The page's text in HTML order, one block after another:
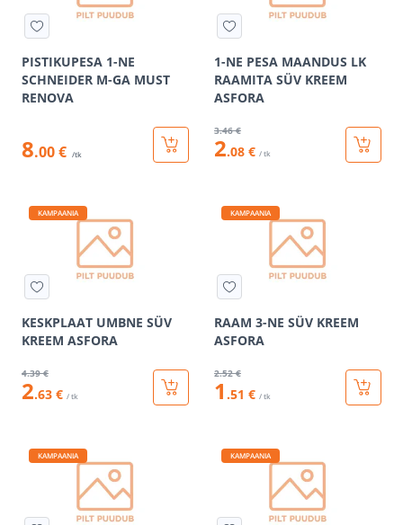
PISTIKUPESA 1-NE
SCHNEIDER M-GA MUST
RENOVA
8.00 € /tk
1-NE PESA MAANDUS LK
RAAMITA SÜV KREEM
ASFORA
3.46 €
2.08 € / tk
KAMPAANIA
KESKPLAAT UMBNE SÜV
KREEM ASFORA
4.39 €
2.63 € / tk
KAMPAANIA
RAAM 3-NE SÜV KREEM
ASFORA
2.52 €
1 .51 € / tk
KAMPAANIA KAMPAANIA